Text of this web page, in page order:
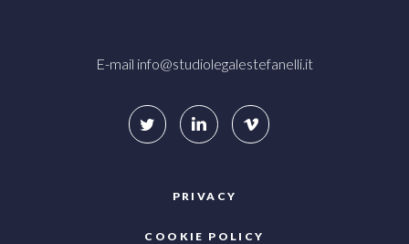
E-mail info@studiolegalestefanelli.it
PRIVACY
COOKIE POLICY